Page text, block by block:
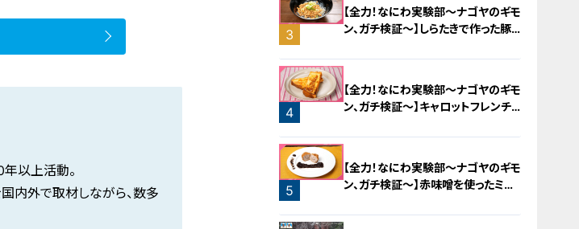
以上活動。
内外で取材しながら、数多
3
【全力！なにわ実験部～ナゴヤのギモ
ン、ガチ検証～】しらたきで作った豚
4
【全力！なにわ実験部～ナゴヤのギモ
ン、ガチ検証～】キャロットフレンチ
5
【全力！なにわ実験部～ナゴヤのギモ
ン、ガチ検証～】赤味噌を使ったミル